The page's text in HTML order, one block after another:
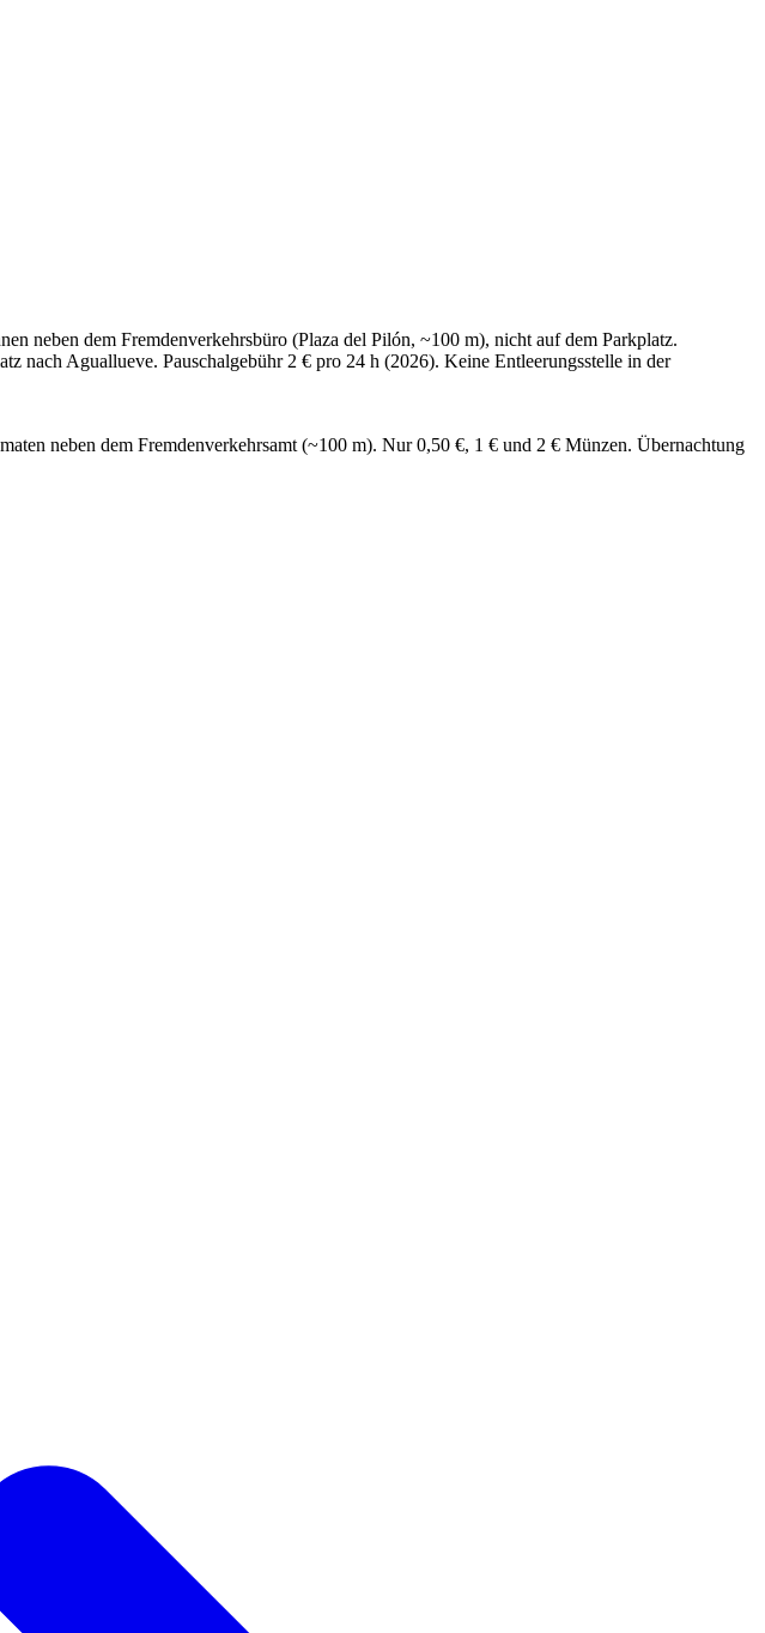
neben dem Fremdenverkehrsbüro (Plaza del Pilón, ~100 m), nicht auf dem Parkplatz.
nach Aguallueve. Pauschalgebühr 2 € pro 24 h (2026). Keine Entleerungsstelle in der
neben dem Fremdenverkehrsamt (~100 m). Nur 0,50 €, 1 € und 2 € Münzen. Übernachtung